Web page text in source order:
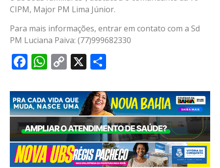
CIPM, Major PM Lima Júnior.
Para mais informações, entrar em contato com a Sd
PM Luciana Paiva: (77)999682330
Facebook
WhatsApp
Copy
X